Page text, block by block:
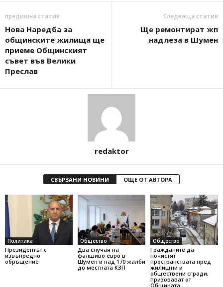
предишна статия
Нова Наредба за
общинските жилища ще
приеме Общинският
съвет във Велики
Преслав
Следваща статия
Ще ремонтират жп
надлеза в Шумен
redaktor
СВЪРЗАНИ НОВИНИ ОЩЕ ОТ АВТОРА
Политика
Президентът с
извънредно
обръщение
Общество
Два случая на
фалшиво евро в
Шумен и над 170 жалби
до местната КЗП
Общество
Гражданите да
почистят
пространствата пред
жилищни и
обществени сгради,
призовават от
Общината